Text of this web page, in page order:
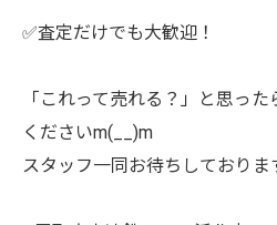
✅査定だけでも大歓迎！
「これって売れる？」と思っ
くださいm(__)m
スタッフ一同お待ちしておりま